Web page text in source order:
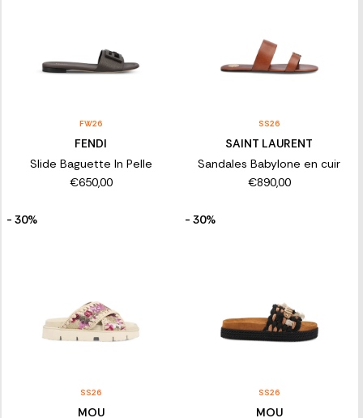
FW26
FENDI
Slide Baguette In Pelle
€650,00
SS26
SAINT LAURENT
Sandales Babylone en cuir
€890,00
- 30%
SS26
MOU
- 30%
SS26
MOU